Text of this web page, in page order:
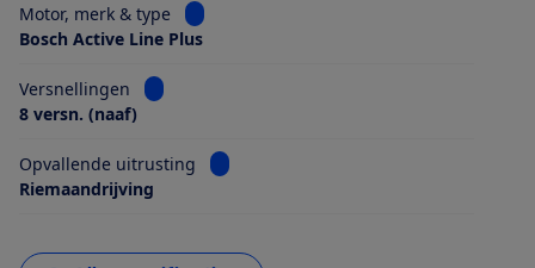
Motor, merk & type
Bekijk informatie voor Motor, merk & type
Bosch Active Line Plus
Versnellingen
Bekijk informatie voor Versnellingen
8 versn. (naaf)
Opvallende uitrusting
Bekijk informatie voor Opvallende
Riemaandrijving